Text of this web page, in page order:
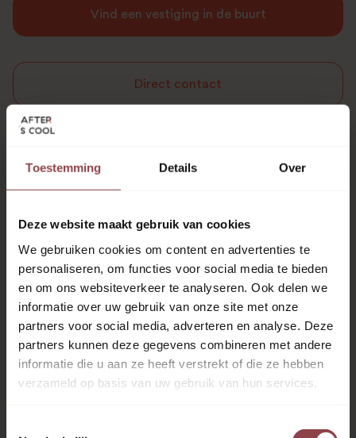
Toestemming Details Over
Deze website maakt gebruik van cookies
We gebruiken cookies om content en advertenties te
personaliseren, om functies voor social media te bieden
en om ons websiteverkeer te analyseren. Ook delen we
informatie over uw gebruik van onze site met onze
partners voor social media, adverteren en analyse. Deze
partners kunnen deze gegevens combineren met andere
informatie die u aan ze heeft verstrekt of die ze hebben
verzameld op basis van uw gebruik van hun services.
Vind een vestiging in de buurt
Direct contact
Locaties
Rotterdam
Meer lezen
Nieuws
Vacatures
Onze diensten
Bijles